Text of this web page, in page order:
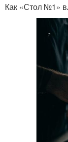
Как «Стол №1»